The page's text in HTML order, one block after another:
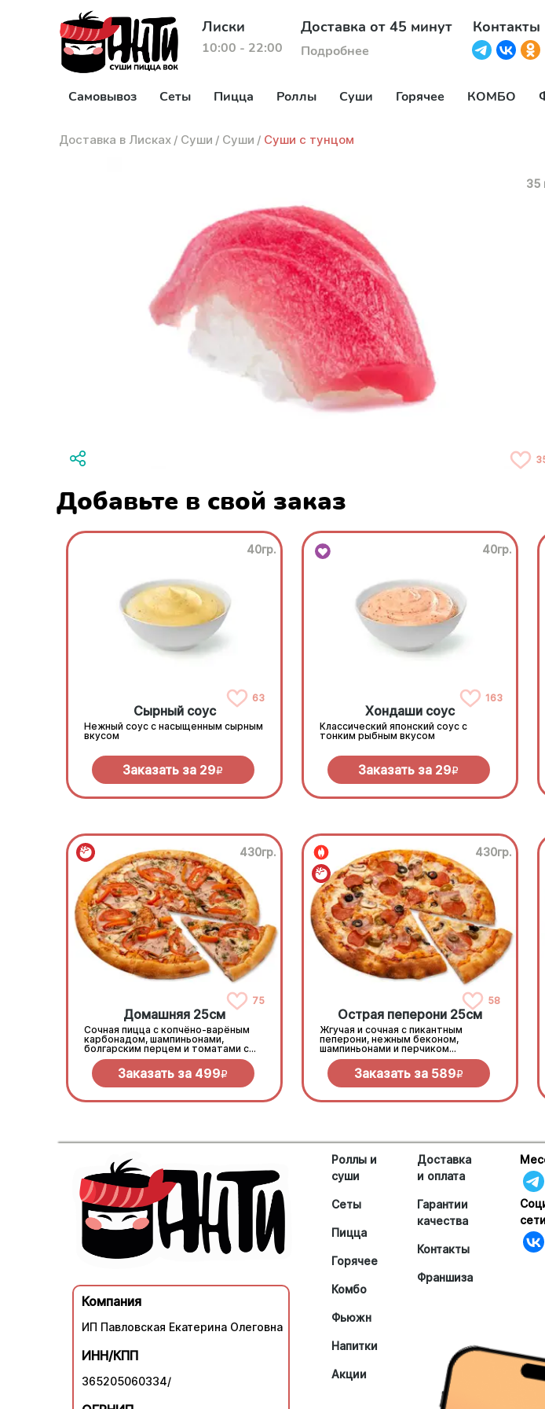
Лиски
10:00 - 22:00
Доставка от 45 минут
Подробнее
Контакты
Самовывоз Сеты Пицца Роллы Суши Горячее КОМБО
Доставка в Лисках / Суши / Суши / Суши с тунцом
35
Добавьте в свой заказ
40гр.
63
Сырный соус
Нежный соус с насыщенным сырным
вкусом
Заказать за 29R
40гр.
163
Хондаши соус
Классический японский соус с
тонким рыбным вкусом
Заказать за 29R
430гр.
75
Домашняя 25см
Сочная пицца с копчёно-варёным
карбонадом, шампиньонами,
болгарским перцем и томатами с
зеленью под моцареллой
Заказать за 499R
430гр.
58
Острая пеперони 25cм
Жгучая и сочная с пикантным
пеперони, нежным беконом,
шампиньонами и перчиком
халапеньо под моцареллой
Заказать за 589R
Компания
ИП Павловская Екатерина Олеговна
ИНН/КПП
365205060334/
Роллы и
суши
Сеты
Пицца
Горячее
Комбо
Фьюжн
Напитки
Акции
Доставка
и оплата
Гарантии
качества
Контакты
Франшиза
сети